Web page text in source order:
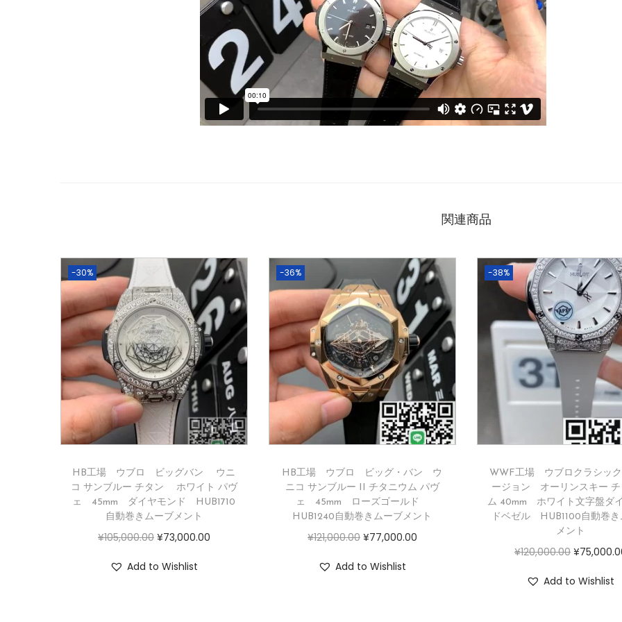
関連商品
-30%
HB工場 ウブロ ビッグバン ウニ
コ サンブルー チタン ホワイト パヴ
ェ 45mm ダイヤモンド HUB1710
自動巻きムーブメント
¥105,000.00 ¥73,000.00
Add to Wishlist
-36%
HB工場 ウブロ ビッグ・バン ウ
ニコ サンブルー II チタニウム パヴ
ェ 45mm ローズゴールド
HUB1240自動巻きムーブメント
¥121,000.00 ¥77,000.00
Add to Wishlist
-38%
WWF工場 ウブロクラシッ
ージョン オーリンスキー チ
ム 40mm ホワイト文字盤ダ
ドベゼル HUB1100自動巻き
メント
¥120,000.00 ¥
Add to Wishlist